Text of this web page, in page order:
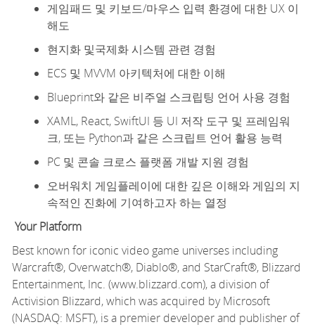
게임패드 및 키보드/마우스 입력 환경에 대한 UX 이
해도
현지화 및국제화 시스템 관련 경험
ECS 및 MVVM 아키텍처에 대한 이해
Blueprint와 같은 비주얼 스크립팅 언어 사용 경험
XAML, React, SwiftUI 등 UI 저작 도구 및 프레임워
크, 또는 Python과 같은 스크립트 언어 활용 능력
PC 및 콘솔 크로스 플랫폼 개발 지원 경험
오버워치 게임플레이에 대한 깊은 이해와 게임의 지
속적인 진화에 기여하고자 하는 열정
Your Platform
Best known for iconic video game universes including
Warcraft®, Overwatch®, Diablo®, and StarCraft®, Blizzard
Entertainment, Inc. (www.blizzard.com), a division of
Activision Blizzard, which wasacquired by Microsoft
(NASDAQ: MSFT), is a premier developer and publisher of